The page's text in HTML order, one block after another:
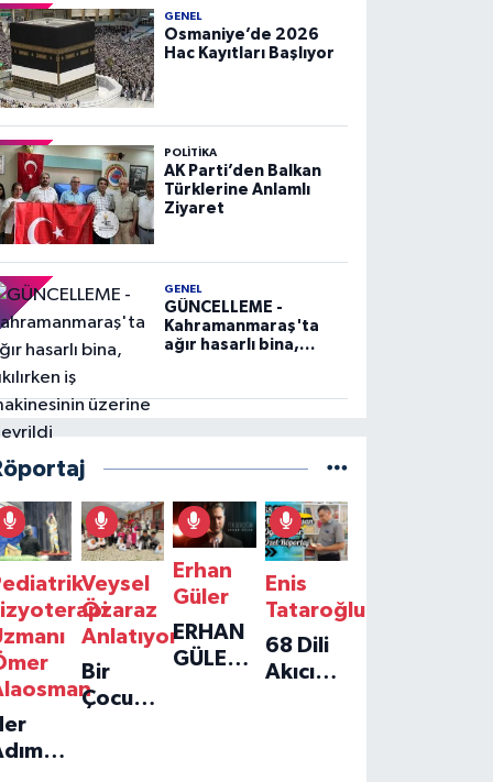
GENEL
Osmaniye’de 2026
Hac Kayıtları Başlıyor
POLITIKA
AK Parti’den Balkan
Türklerine Anlamlı
Ziyaret
GENEL
GÜNCELLEME -
Kahramanmaraş'ta
ağır hasarlı bina,
devrildi
Veysel
Özaraz
Anlatıyor
Bir
Çocuğun
Erhan
Güler
ERHAN
GÜLER'IN
Enis
Tataroğlu
68 Dili
Akıcı